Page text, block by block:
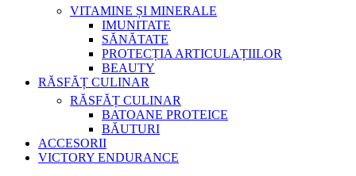
VITAMINE ȘI MINERALE
IMUNITATE
SĂNĂTATE
PROTECȚIA ARTICULAȚIILOR
BEAUTY
RĂSFĂȚ CULINAR
RĂSFĂȚ CULINAR
BATOANE PROTEICE
BĂUTURI
ACCESORII
VICTORY ENDURANCE